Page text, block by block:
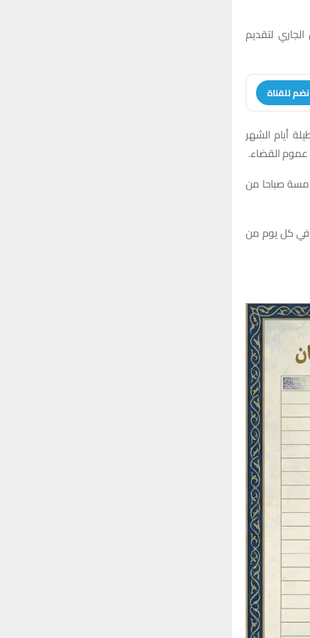
لتقديم
للقناة
أيام الشهر
عموم القضاء.
صباحا من
في كل يوم من